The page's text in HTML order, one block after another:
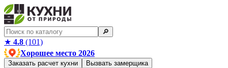
🔎︎
★ 4.8 (101)
Хорошее место 2026
Заказать расчет кухни Вызвать замерщика